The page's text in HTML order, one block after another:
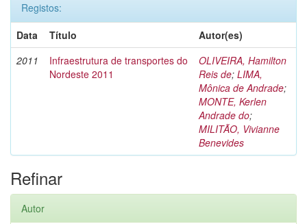
Registos:
Data
Título
Autor(es)
2011
Infraestrutura de transportes do
Nordeste 2011
OLIVEIRA, Hamilton
Reis de; LIMA,
Mônica de Andrade;
MONTE, Kerlen
Andrade do;
MILITÃO, Vivianne
Benevides
Refinar
Autor